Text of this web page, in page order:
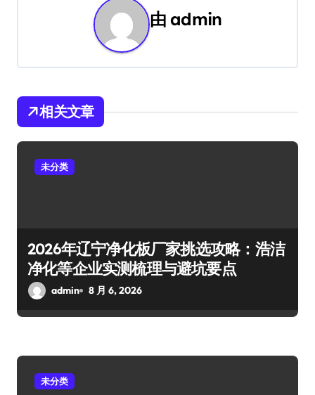
由admin
相关文章
未分类
2026年辽宁净化板厂家挑选攻略：浩洁
净化等企业实测梳理与避坑要点
admin 8 月 6, 2026
未分类